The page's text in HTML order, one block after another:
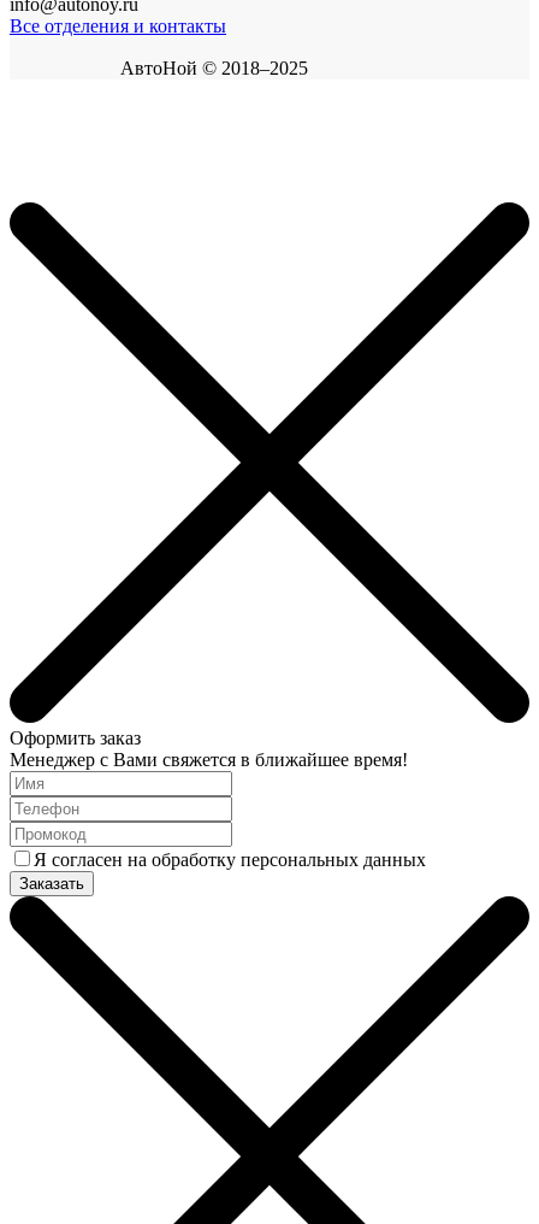
info@autonoy.ru
Все отделения и контакты
АвтоНой © 2018–2025
Оформить заказ
Менеджер с Вами свяжется в ближайшее время!
Я согласен на обработку персональных данных
Заказать